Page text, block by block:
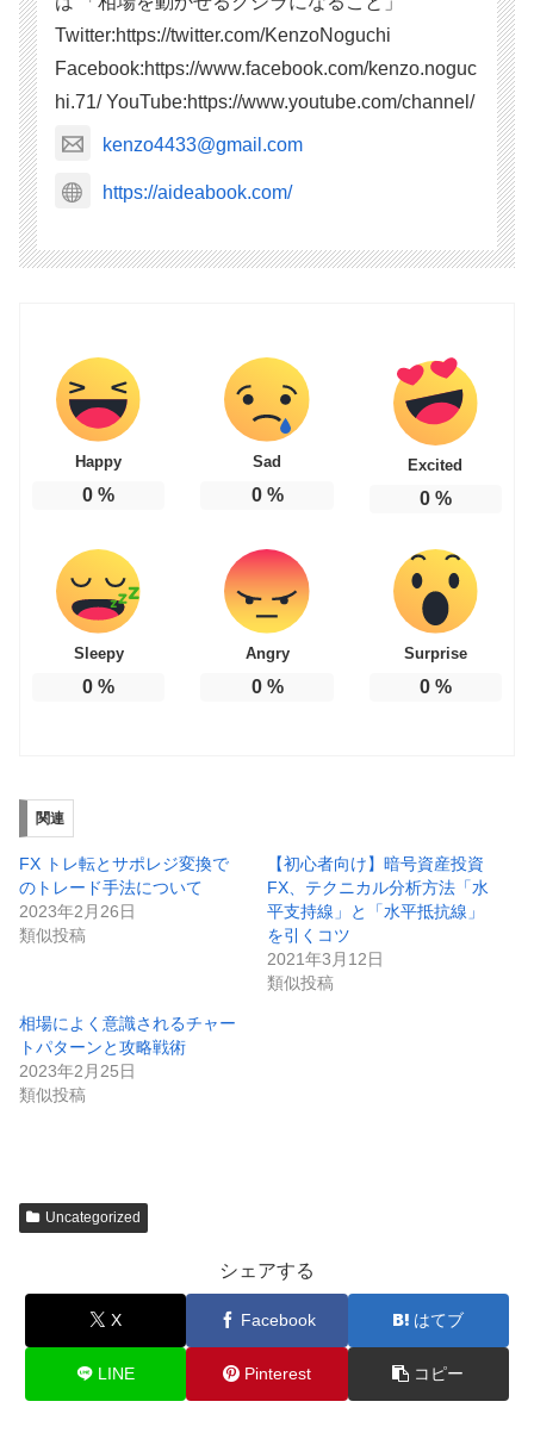
Twitter:https://twitter.com/KenzoNoguchi
Facebook:https://www.facebook.com/kenzo.noguc
hi.71/ YouTube:https://www.youtube.com/channel/
kenzo4433@gmail.com
https://aideabook.com/
Happy
0 %
Sad
0%
Excited
0%
Sleepy
0 %
Angry
0%
Surprise
0%
関連
FX トレ転とサポレジ変換で
のトレード手法について
2023年2月26日
類似投稿
【初心者向け】暗号資産投資
FX、テクニカル分析方法「水
平支持線」と「水平抵抗線」
を引くコツ
2021年3月12日
類似投稿
相場によく意識されるチャー
トパターンと攻略戦術
2023年2月25日
類似投稿
Uncategorized
シェアする
X Facebook はてブ
LINE Pinterest コピー